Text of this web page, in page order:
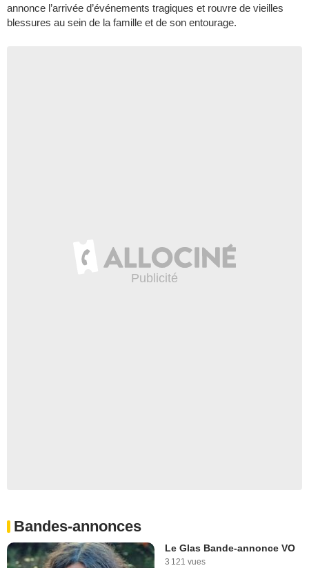
annonce l’arrivée d’événements tragiques et rouvre de vieilles
blessures au sein de la famille et de son entourage.
Bandes-annonces
Le Glas Bande-annonce VO
3 121 vues